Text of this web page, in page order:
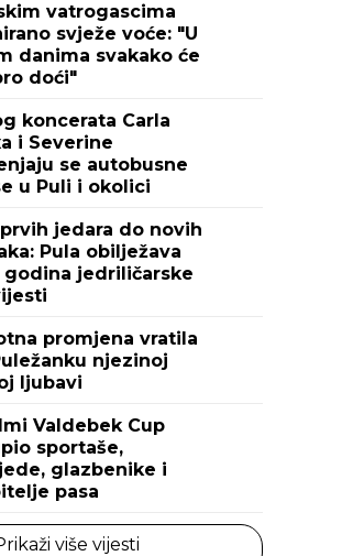
vatrogascima
svježe voće: "U
danima svakako će
doći"
koncerata Carla
i Severine
se autobusne
u Puli i okolici
jedara do novih
Pula obilježava
godina jedriličarske
promjena vratila
njezinoj
ljubavi
Valdebek Cup
sportaše,
glazbenike i
pasa
više vijesti